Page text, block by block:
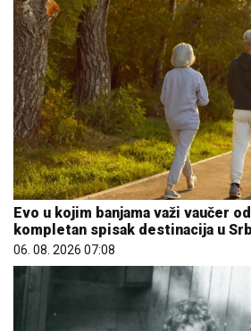
Evo u kojim banjama važi vaučer
kompletan spisak destinacija u
06. 08. 2026 07:08